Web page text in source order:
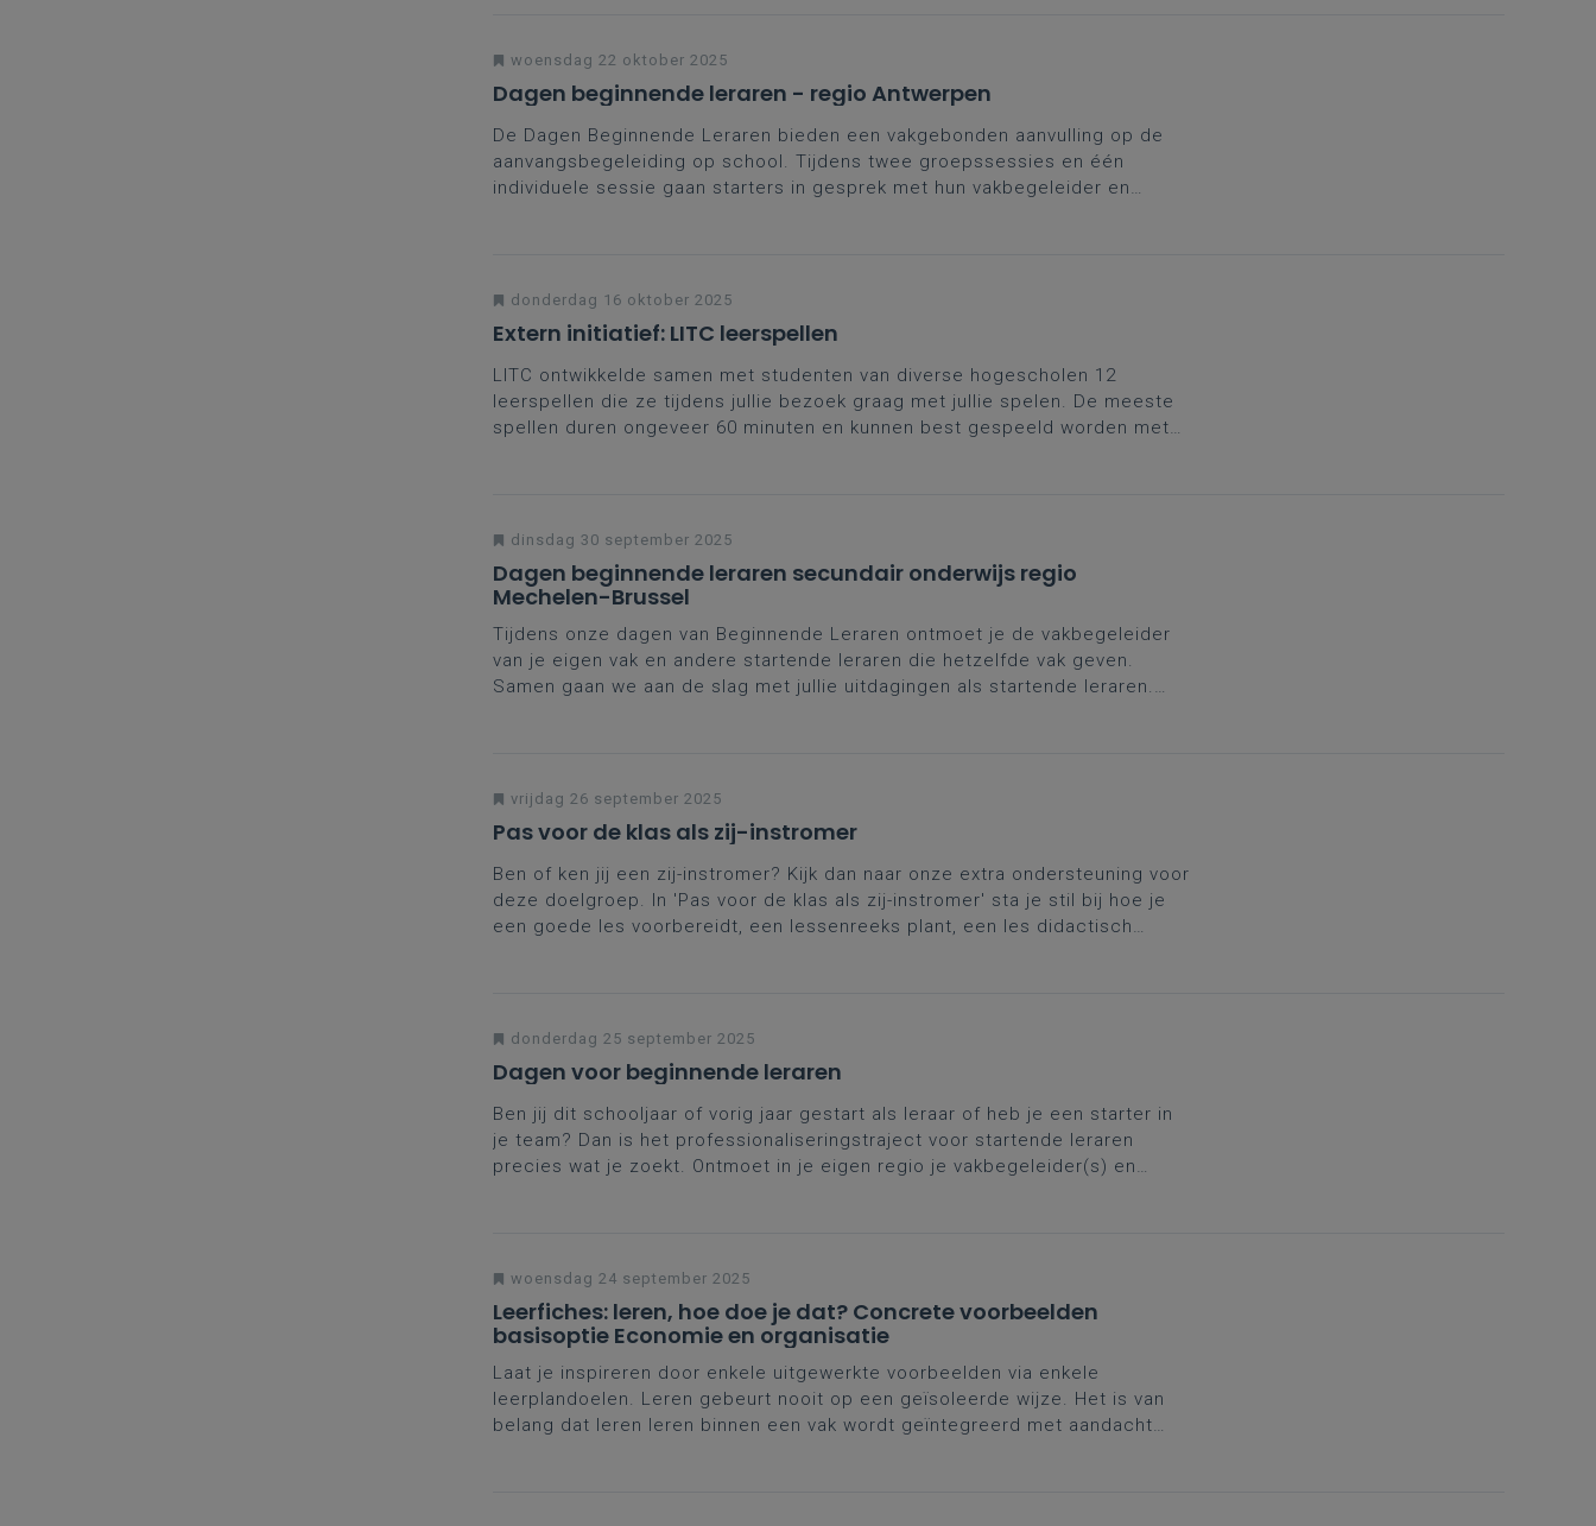
woensdag 22 oktober 2025
Dagen beginnende leraren - regio Antwerpen
De Dagen Beginnende Leraren bieden een vakgebonden aanvulling op de
aanvangsbegeleiding op school. Tijdens twee groepssessies en één
individuele sessie gaan starters in gesprek met hun vakbegeleider en
donderdag 16 oktober 2025
Extern initiatief: LITC leerspellen
LITC ontwikkelde samen met studenten van diverse hogescholen 12
leerspellen die ze tijdens jullie bezoek graag met jullie spelen. De meeste
spellen duren ongeveer 60 minuten en kunnen best gespeeld worden met
dinsdag 30 september 2025
Dagen beginnende leraren secundair onderwijs regio
Mechelen-Brussel
Tijdens onze dagen van Beginnende Leraren ontmoet je de vakbegeleider
van je eigen vak en andere startende leraren die hetzelfde vak geven.
Samen gaan we aan de slag met jullie uitdagingen als startende leraren.
Mechelen
vrijdag 26 september 2025
Pas voor de klas als zij-instromer
Ben of ken jij een zij-instromer? Kijk dan naar onze extra ondersteuning voor
deze doelgroep. In 'Pas voor de klas als zij-instromer' sta je stil bij hoe je
een goede les voorbereidt, een lessenreeks plant, een les didactisch
donderdag 25 september 2025
Dagen voor beginnende leraren
Ben jij dit schooljaar of vorig jaar gestart als leraar of heb je een starter in
je team? Dan is het professionaliseringstraject voor startende leraren
precies wat je zoekt. Ontmoet in je eigen regio je vakbegeleider(s) en
woensdag 24 september 2025
Leerfiches: leren, hoe doe je dat? Concrete voorbeelden
basisoptie Economie en organisatie
Laat je inspireren door enkele uitgewerkte voorbeelden via enkele
leerplandoelen. Leren gebeurt nooit op een geïsoleerde wijze. Het is van
belang dat leren leren binnen een vak wordt geïntegreerd met aandacht